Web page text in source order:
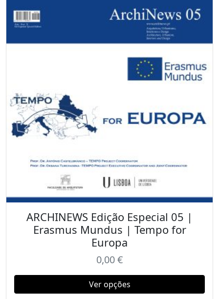
ARCHINEWS Edição Especial 05 |
Erasmus Mundus | Tempo for
Europa
0,00€
Ver opções